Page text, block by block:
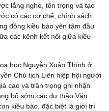
lắng nghe, tôn trọng và tạo
có các cơ chế, chính sách
đồng kiều bào yên tâm đầu
các kênh kết nối giữa kiều
học Nguyễn Xuân Thính ở
Chủ tịch Liên hiệp hội người
cao và trân trọng ghi nhận
bố sớm các dự thảo Văn
kiều bào, đặc biệt là giới trí